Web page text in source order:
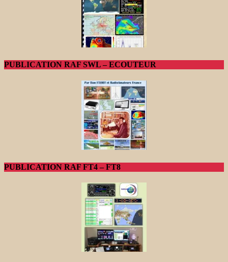
PUBLICATION RAF SWL – ECOUTEUR
PUBLICATION RAF FT4 – FT8